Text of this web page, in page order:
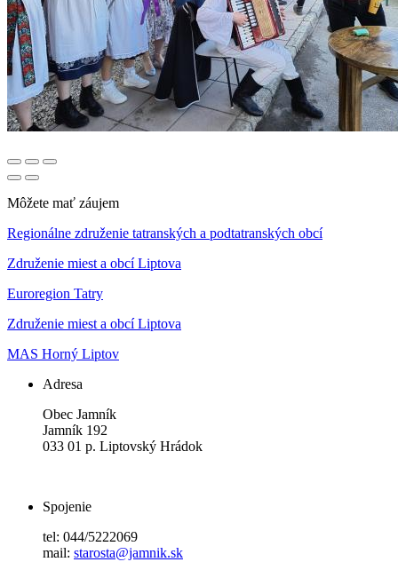
Môžete mať záujem
Regionálne združenie tatranských a podtatranských obcí
Združenie miest a obcí Liptova
Euroregion Tatry
Združenie miest a obcí Liptova
MAS Horný Liptov
Adresa
Obec Jamník
Jamník 192
033 01 p. Liptovský Hrádok
Spojenie
tel: 044/5222069
mail: starosta@jamnik.sk